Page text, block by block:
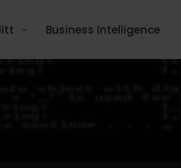
Business Intelligence